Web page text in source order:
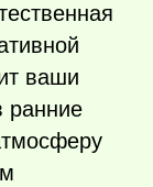
ваши
ранние